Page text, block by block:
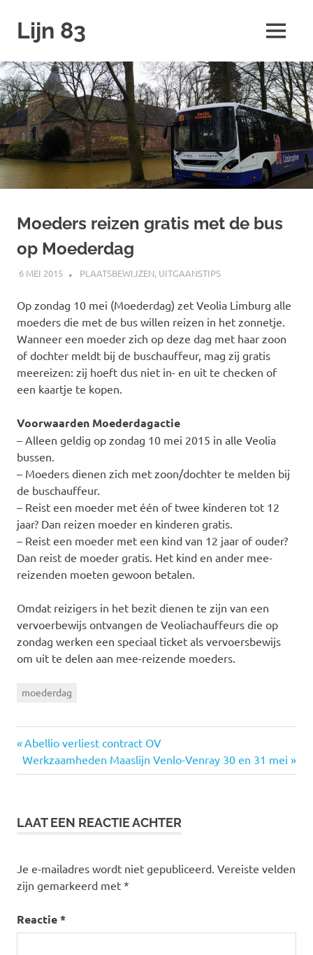
naar
inhoud
Lijn 83 MENU
Moeders reizen gratis met de bus
op Moederdag
6 MEI 2015 JOHAN
PLAATSBEWIJZEN, UITGAANSTIPS
Op zondag 10 mei (Moederdag) zet Veolia Limburg alle
moeders die met de bus willen reizen in het zonnetje.
Wanneer een moeder zich op deze dag met haar zoon
of dochter meldt bij de buschauffeur, mag zij gratis
meereizen: zij hoeft dus niet in- en uit te checken of
een kaartje te kopen.
Voorwaarden Moederdagactie
– Alleen geldig op zondag 10 mei 2015 in alle Veolia
bussen.
– Moeders dienen zich met zoon/dochter te melden bij
de buschauffeur.
– Reist een moeder met één of twee kinderen tot 12
jaar? Dan reizen moeder en kinderen gratis.
– Reist een moeder met een kind van 12 jaar of ouder?
Dan reist de moeder gratis. Het kind en ander mee-
reizenden moeten gewoon betalen.
Omdat reizigers in het bezit dienen te zijn van een
vervoerbewijs ontvangen de Veoliachauffeurs die op
zondag werken een speciaal ticket als vervoersbewijs
om uit te delen aan mee-reizende moeders.
moederdag
Bericht
Vorige
bericht:
Abellio verliest contract OV
Volgende
bericht:
Werkzaamheden Maaslijn Venlo-Venray 30 en 31 mei
LAAT EEN REACTIE ACHTER
Je e-mailadres wordt niet gepubliceerd. Vereiste velden
zijn gemarkeerd met *
Reactie*